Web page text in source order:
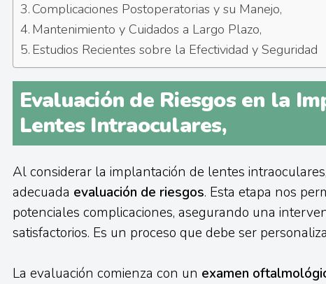
Complicaciones Postoperatorias y su Manejo,
Mantenimiento y Cuidados a Largo Plazo,
Estudios Recientes sobre la Efectividad y Seguridad
Evaluación de Riesgos en la
Lentes Intraoculares,
Al considerar la implantación de lentes
adecuada evaluación de riesgos. Esta etapa nos
potenciales complicaciones, asegurando una
satisfactorios. Es un proceso que debe ser
La evaluación comienza con un examen